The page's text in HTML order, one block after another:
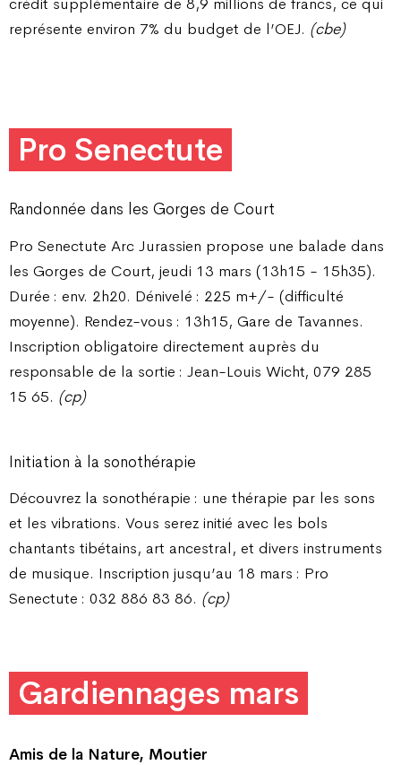
représente environ 7% du budget de l’OEJ. (cbe)
Pro Senectute
Randonnée dans les Gorges de Court
Pro Senectute Arc Jurassien propose une balade dans
les Gorges de Court, jeudi 13 mars (13h15 - 15h35).
Durée : env. 2h20. Dénivelé : 225 m+/- (difficulté
moyenne). Rendez-vous : 13h15, Gare de Tavannes.
Inscription obligatoire directement auprès du
responsable de la sortie : Jean-Louis Wicht, 079 285
15 65. (cp)
Initiation à la sonothérapie
Découvrez la sonothérapie : une thérapie par les sons
et les vibrations. Vous serez initié avec les bols
chantants tibétains, art ancestral, et divers instruments
de musique. Inscription jusqu’au 18 mars : Pro
Senectute : 032 886 83 86. (cp)
Gardiennages mars
Amis de la Nature, Moutier